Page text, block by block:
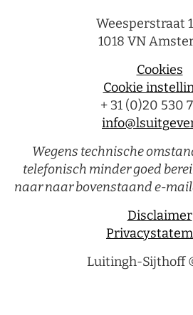
Weesperstraat
1018 VN
Cookies
Cookie
+ 31 (0)20 530
Wegens technische
telefonisch minder goed
naar naar bovenstaand e-
Disclaimer
Luitingh-Sijthoff